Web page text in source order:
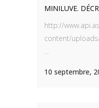
MINILUVE.
http://
content/
...
10 septembre,